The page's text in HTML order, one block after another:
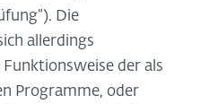
Die
allerdings
der als
Programme, oder